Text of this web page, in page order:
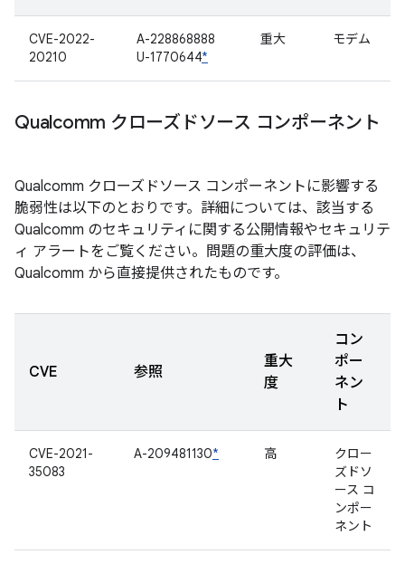
CVE-2022-
20210
A-228868888
U-1770644*
重大 モデム
Qualcomm クローズドソース コンポーネント
Qualcomm クローズドソース コンポーネントに影響する
脆弱性は以下のとおりです。詳細については、該当する
Qualcomm のセキュリティに関する公開情報やセキュリテ
ィ アラートをご覧ください。問題の重大度の評価は、
Qualcomm から直接提供されたものです。
CVE 参照
重大
度
コン
ポー
ネン
ト
CVE-2021-
35083
A-209481130* 高
クロー
ズドソ
ース コ
ンポー
ネント